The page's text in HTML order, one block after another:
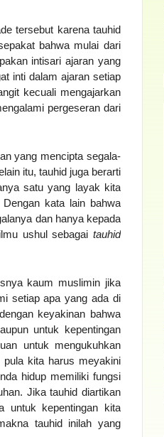
tersebut karena tauhid
bahwa mulai dari
intisari ajaran yang
inti dalam ajaran setiap
kecuali mengajarkan
pergeseran dari
yang mencipta segala-
itu, tauhid juga berarti
satu yang layak kita
kata lain bahwa
dan hanya kepada
ushul sebagai tauhid
kaum muslimin jika
setiap apa yang ada di
keyakinan bahwa
untuk kepentingan
untuk mengukuhkan
kita harus meyakini
hidup memiliki fungsi
Jika tauhid diartikan
untuk kepentingan kita
tauhid inilah yang